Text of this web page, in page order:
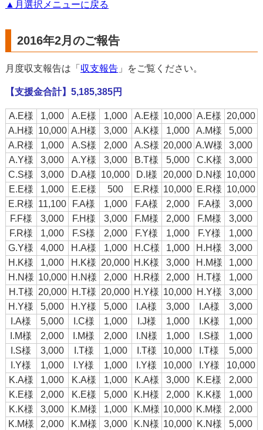
▲月選択メニューに戻る
2016年2月のご報告
月度収支報告は「 収支報告」をご覧ください。
【支援金合計】5,185,385円
A.E様 1,000 A.E様 1,000 A.E様 10,000 A.E様
20,000
A.H様 10,000 A.H様 3,000 A.K様 1,000 A.M様
5,000
A.R様
1,000 A.S様 2,000 A.S様 20,000 A.W様
3,000
A.Y様
3,000 A.Y様 3,000 B.T様 5,000 C.K様
3,000
C.S様
3,000 D.A様 10,000 D.I様 20,000 D.N様 10,000
E.E様
1,000 E.E様 500 E.R様 10,000 E.R様 10,000
E.R様 11,100 F.A様 1,000 F.A様 2,000 F.A様
3,000
F.F様
3,000 F.H様 3,000 F.M様 2,000 F.M様
3,000
F.R様
1,000 F.S様 2,000 F.Y様 1,000 F.Y様
1,000
G.Y様
4,000 H.A様 1,000 H.C様 1,000 H.H様
3,000
H.K様
1,000 H.K様 20,000 H.K様 3,000 H.M様
1,000
H.N様 10,000 H.N様 2,000 H.R様 2,000 H.T様
1,000
H.T様 20,000 H.T様 20,000 H.Y様 10,000 H.Y様
3,000
H.Y様
5,000 H.Y様 5,000 I.A様 3,000 I.A様
3,000
I.A様
5,000 I.C様 1,000 I.J様 1,000 I.K様
1,000
I.M様
2,000 I.M様 2,000 I.N様 1,000 I.S様
1,000
I.S様
3,000 I.T様 1,000 I.T様 10,000 I.T様
5,000
I.Y様
1,000 I.Y様 1,000 I.Y様 10,000 I.Y様
10,000
K.A様
1,000 K.A様 1,000 K.A様 3,000 K.E様
2,000
K.E様
2,000 K.E様 5,000 K.H様 2,000 K.K様
1,000
K.K様
3,000 K.M様 1,000 K.M様 10,000 K.M様
2,000
K.M様
2,000 K.M様 3,000 K.N様 10,000 K.N様
5,000